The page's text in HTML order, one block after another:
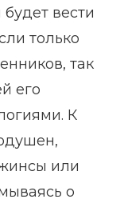
вести
только
так
его
К
или
о